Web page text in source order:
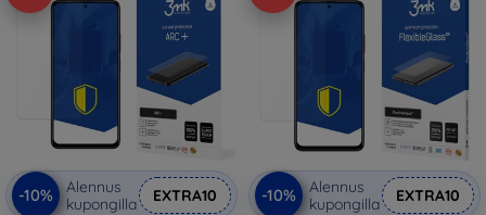
-10%
Alennus
kupongilla
EXTRA10 -10%
Alennus
kupongilla
EXTRA10